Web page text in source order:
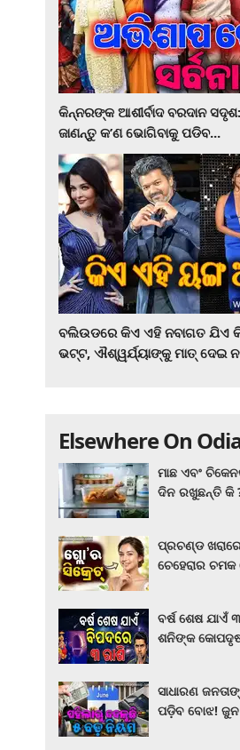
କିନ୍ନରଙ୍କ ଆଶୀର୍ବାଦ ବରଦାନ
ଜାଣନ୍ତୁ କ’ଣ ଭୋଗିବାକୁ ପଡିବ...
ବଲିଉଡରେ କିଏ ଏହି ନବାଗତ ଯିଏ
ଭଟ୍ଟ, ଐଶ୍ୱର୍ଯ୍ୟାଙ୍କୁ ମାତ୍‌ ଦେଇ
Elsewhere On
ମାଛ ଏବଂ
ଦିନ ରଖୁଛନ୍ତି କି
ପ୍ରଚଣ୍ଡ
ଚେହେରାର ଚମକ
ବର୍ଷ ଶେଷ ଯାଏଁ
ଶନିଙ୍କ
ସାଧାରଣ
ପଡ଼ିବ ବୋଝ!